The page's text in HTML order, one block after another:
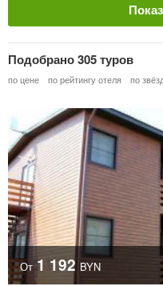
Город / Курорт
Тип тура Очистить
Пляжный
Отправление из
Подобрано 305 туров
по цене по рейтингу отеля по
От 1 192 BYN